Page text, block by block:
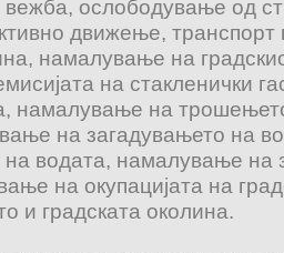
ослободување од
движење, транспорт
намалување на
на стакленички
намалување на
на загадувањето на
на водата, намалување на
на окупацијата на
и градската околина.